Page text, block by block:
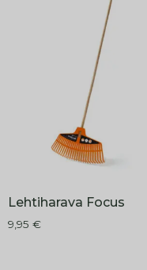
Lehtiharava Focus
9,95 €